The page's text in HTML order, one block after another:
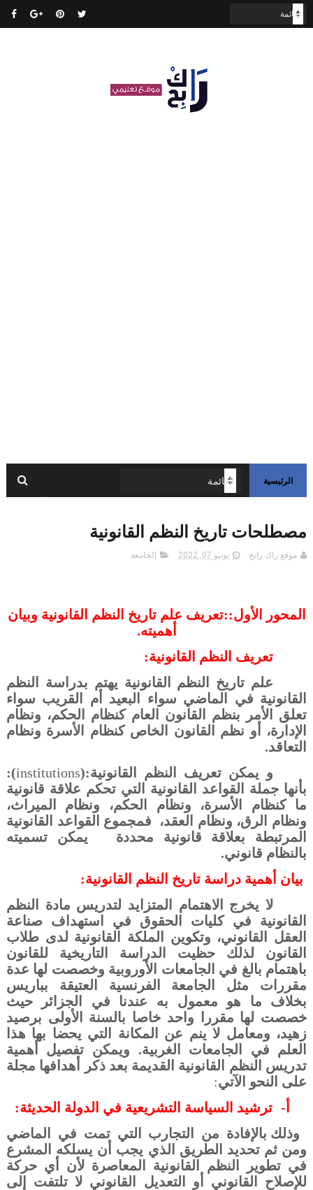
الرئيسية
مصطلحات تاريخ النظم القانونية
موقع راك رابح يونيو 07, 2022 الجامعة
المحور الأول::تعريف علم تاريخ النظم القانونية وبيان
أهميته.
تعريف النظم
القانونية:
علم تاريخ النظم القانونية يهتم بدراسة النظم
القانونية في الماضي سواء البعيد أم القريب سواء
تعلق الأمر بنظم القانون العام كنظام الحكم، ونظام
الإدارة، أو نظم القانون الخاص كنظام الأسرة ونظام
التعاقد.
و يمكن تعريف النظم القانونية:(institutions
):
بأنها جملة القواعد القانونية التي تحكم علاقة قانونية
ما كنظام الأسرة، ونظام الحكم، ونظام الميراث،
ونظام الرق، ونظام العقد،
فمجموع القواعد القانونية
المرتبطة بعلاقة قانونية محددة
يمكن تسميته
بالنظام قانوني.
بيان أهمية دراسة تاريخ النظم القانونية:
لا يخرج الاهتمام المتزايد لتدريس مادة النظم
القانونية في كليات الحقوق في استهداف صناعة
العقل القانوني، وتكوين الملكة القانونية لدى طلاب
القانون لذلك حظيت الدراسة التاريخية للقانون
باهتمام بالغ في الجامعات الأوروبية وخصصت لها عدة
مقررات مثل الجامعة الفرنسية العتيقة بباريس
بخلاف ما هو معمول به عندنا في الجزائر حيث
خصصت لها مقررا واحد خاصا بالسنة الأولى برصيد
زهيد، ومعامل لا ينم عن المكانة التي يحضا بها هذا
العلم في الجامعات الغربية. ويمكن تفصيل أهمية
تدريس النظم القانونية القديمة بعد ذكر أهدافها مجلة
على النحو الآتي:
أ‌- ترشيد السياسة التشريعية في الدولة الحديثة:
وذلك بالإفادة من التجارب التي تمت في الماضي
ومن ثم تحديد الطريق الذي يجب أن يسلكه المشرع
في تطوير النظم القانونية المعاصرة لأن أي حركة
للإصلاح القانوني أو التعديل القانوني لا تلتفت إلى